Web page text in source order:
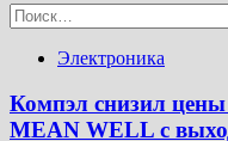
Найти:
Электроника
Компэл снизил
MEAN WELL с